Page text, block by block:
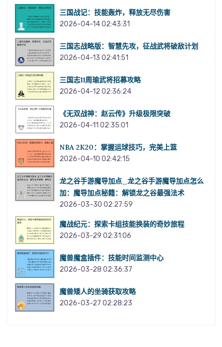
三国战记：技能轰炸，释放无尽伤害
2026-04-14 02:43:31
三国志战略版：智慧先攻，征战武将破敌计划
2026-04-13 02:41:51
三国志11周瑜武将招募攻略
2026-04-12 02:36:24
《无双战神：赵云传》升级极限突破
2026-04-11 02:35:01
NBA 2K20：掌握运球技巧，完美上篮
2026-04-10 02:42:15
龙之谷手游魔导加点_龙之谷手游魔导加点怎么
加：魔导加点秘籍：解锁龙之谷最强法术
2026-03-30 02:27:59
魔战纪元：探索卡组技能换装的奇妙旅程
2026-03-29 02:31:06
魔兽魔盒插件：技能时间监测中心
2026-03-28 02:36:37
魔兽矮人的坐骑获取攻略
2026-03-27 02:28:23